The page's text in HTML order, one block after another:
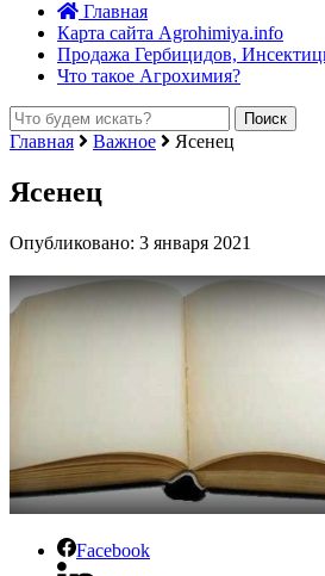
Главная
Карта сайта Agrohimiya.info
Продажа Гербицидов,
Что такое Агрохимия?
Главная Важное Ясенец
Ясенец
Опубликовано: 3 января 2021
Facebook